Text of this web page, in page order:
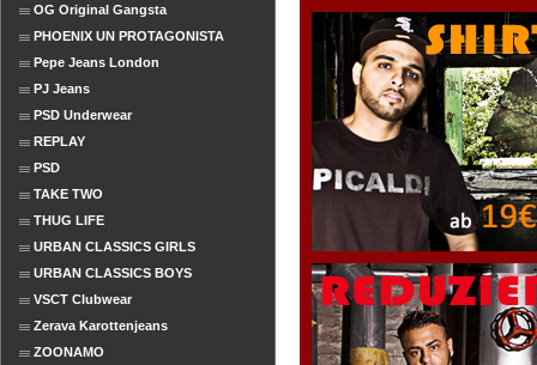
OG Original Gangsta
PHOENIX UN PROTAGONISTA
Pepe Jeans London
PJ Jeans
PSD Underwear
REPLAY
PSD
TAKE TWO
THUG LIFE
URBAN CLASSICS GIRLS
URBAN CLASSICS BOYS
VSCT Clubwear
Zerava Karottenjeans
ZOONAMO